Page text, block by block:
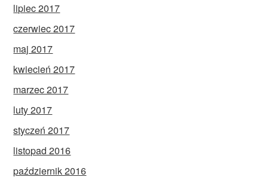
lipiec 2017
czerwiec 2017
maj 2017
kwiecień 2017
marzec 2017
luty 2017
styczeń 2017
listopad 2016
październik 2016